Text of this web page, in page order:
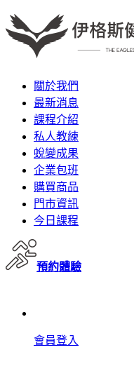
關於我們
最新消息
課程介紹
私人教練
蛻變成果
企業包班
購買商品
門市資訊
今日課程
預約體驗
會員登入